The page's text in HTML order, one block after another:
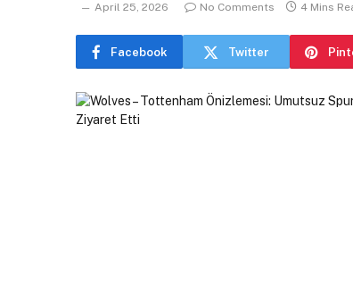
April 25, 2026 No Comments 4 Mins
Facebook Twitter